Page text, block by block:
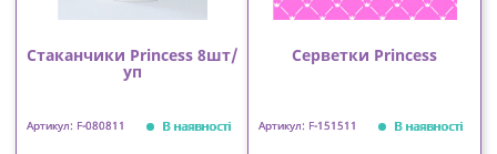
Стаканчики Princess 8шт/
уп
Артикул: F-080811 В наявності
Серветки Princess
Артикул: F-151511 В наявності